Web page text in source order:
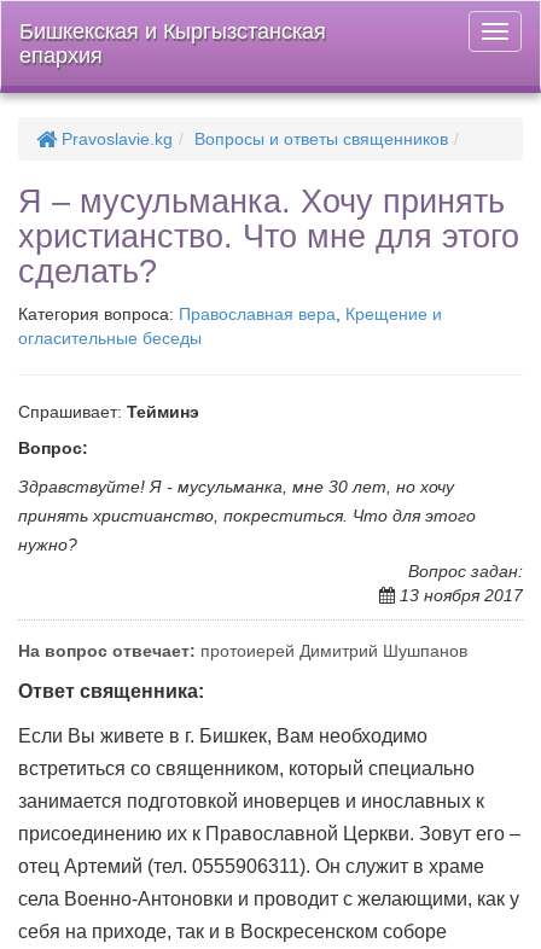
меню
Бишкекская и Кыргызстанская
епархия
Pravoslavie.kg Вопросы и ответы священников
Я – мусульманка. Хочу принять
христианство. Что мне для этого
сделать?
Категория вопроса: Православная вера
Крещение и
огласительные беседы
Спрашивает: Тейминэ
Вопрос:
Здравствуйте! Я - мусульманка, мне 30 лет, но хочу
принять христианство, покреститься. Что для этого
нужно?
Вопрос задан:
13 ноября 2017
На вопрос отвечает: протоиерей Димитрий Шушпанов
Ответ священника:
Если Вы живете в г. Бишкек, Вам необходимо
встретиться со священником, который специально
занимается подготовкой иноверцев и инославных к
присоединению их к Православной Церкви. Зовут его –
отец Артемий (тел. 0555906311). Он служит в храме
села Военно-Антоновки и проводит с желающими, как у
себя на приходе, так и в Воскресенском соборе